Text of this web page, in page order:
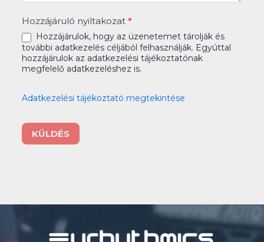
Hozzájáruló nyiltakozat*
Hozzájárulok, hogy az üzenetemet tárolják és
további adatkezelés céljából felhasználják. Egyúttal
hozzájárulok az adatkezelési tájékoztatónak
megfelelő adatkezeléshez is.
Adatkezelési tájékoztató megtekintése
KÜLDÉS